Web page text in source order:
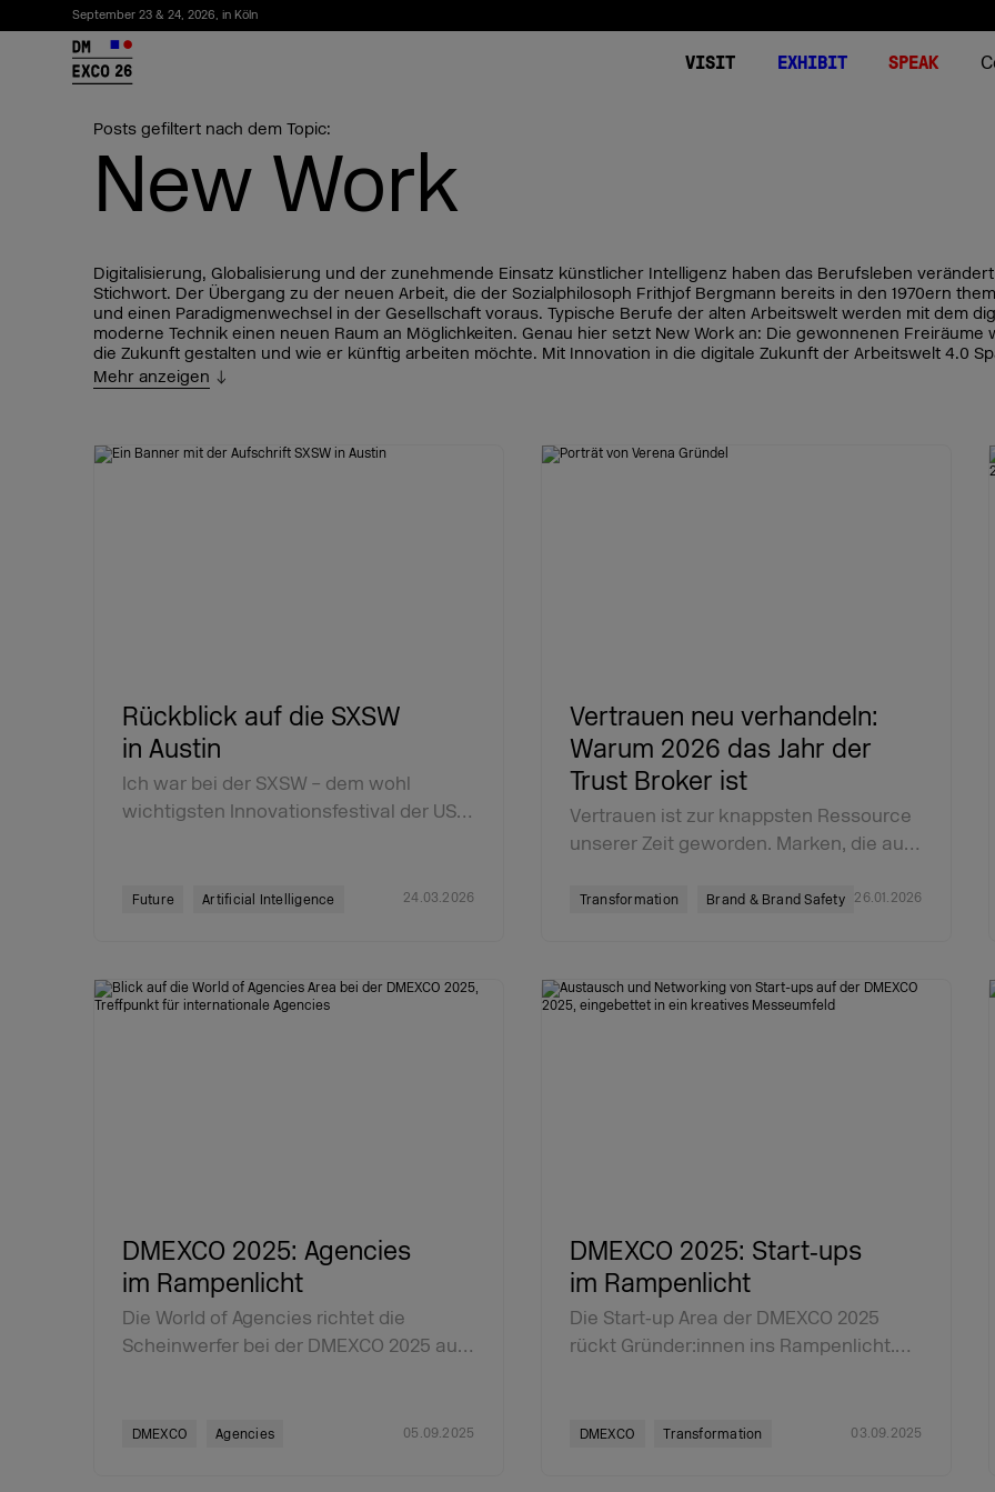
September 23 & 24, 2026, in Köln
26 VISIT
DMEXCO 2026 App
FAQ Besucher
EXHIBIT
World of Agencies
World of Commerce
World of Media
SPEAK
Newsletter abonnieren
Posts gefiltert nach dem Topic:
New Work
Digitalisierung, Globalisierung und der zunehmende Einsatz künstlicher Intelligenz haben das Berufsleben
Stichwort. Der Übergang zu der neuen Arbeit, die der Sozialphilosoph Frithjof Bergmann bereits in den 1970ern
und einen Paradigmenwechsel in der Gesellschaft voraus. Typische Berufe der alten Arbeitswelt werden mit dem
moderne Technik einen neuen Raum an Möglichkeiten. Genau hier setzt New Work an: Die gewonnenen
die Zukunft gestalten und wie er künftig arbeiten möchte. Mit Innovation in die digitale Zukunft der Arbeitswelt 4.0
Mehr anzeigen
Rückblick auf die SXSW
in Austin
Ich war bei der SXSW – dem wohl
wichtigsten Innovationsfestival der US…
Future Artificial Intelligence 24.03.2026
Vertrauen neu verhandeln:
Warum 2026 das Jahr der
Trust Broker ist
Vertrauen ist zur knappsten Ressource
unserer Zeit geworden. Marken, die au…
Transformation Brand & Brand Safety 26.01.2026
DMEXCO 2025: Agencies
im Rampenlicht
Die World of Agencies richtet die
Scheinwerfer bei der DMEXCO 2025 au…
DMEXCO Agencies 05.09.2025
DMEXCO 2025: Start‑ups
im Rampenlicht
Die Start‑up Area der DMEXCO 2025
rückt Gründer:innen ins Rampenlicht.…
DMEXCO Transformation 03.09.2025